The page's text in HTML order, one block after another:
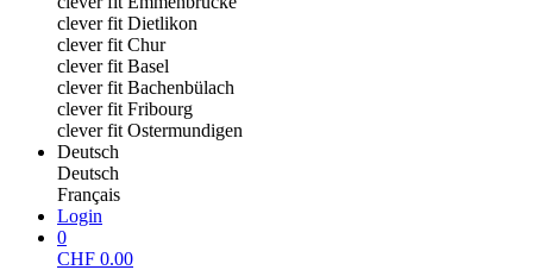
clever fit Dietlikon
clever fit Chur
clever fit Basel
clever fit Bachenbülach
clever fit Fribourg
clever fit Ostermundigen
Deutsch
Deutsch
Français
Login
0
CHF 0.00